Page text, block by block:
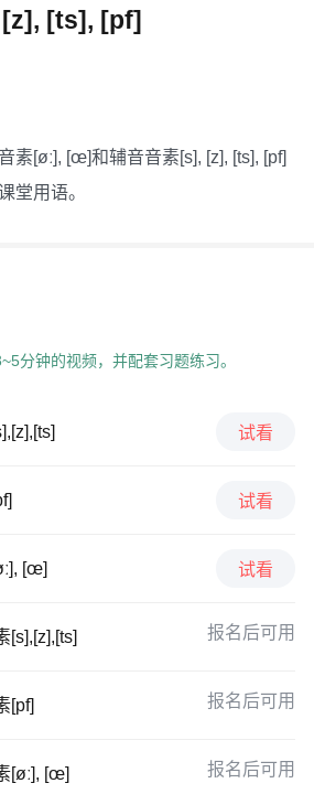
[ts], [pf]
素[øː], [œ]和辅音音素[s], [z], [ts], [pf]
堂用语。
分钟的视频，并配套习题练习。
试看
试看
[œ] 试看
[s],[z],[ts] 报名后可用
[pf] 报名后可用
[øː], [œ] 报名后可用